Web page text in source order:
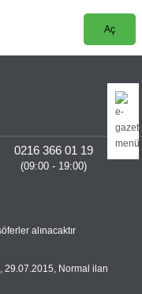
Aç
0216 366 01 19
(09:00 - 19:00)
alınacaktır
, 29.07.2015, Normal ilan